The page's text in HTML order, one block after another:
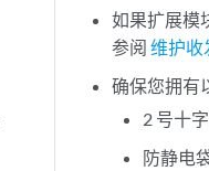
如果扩展模
参阅维护收
确保您拥有
2 号十
防静电